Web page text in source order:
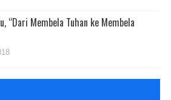
“Dari Membela Tuhan ke Membela